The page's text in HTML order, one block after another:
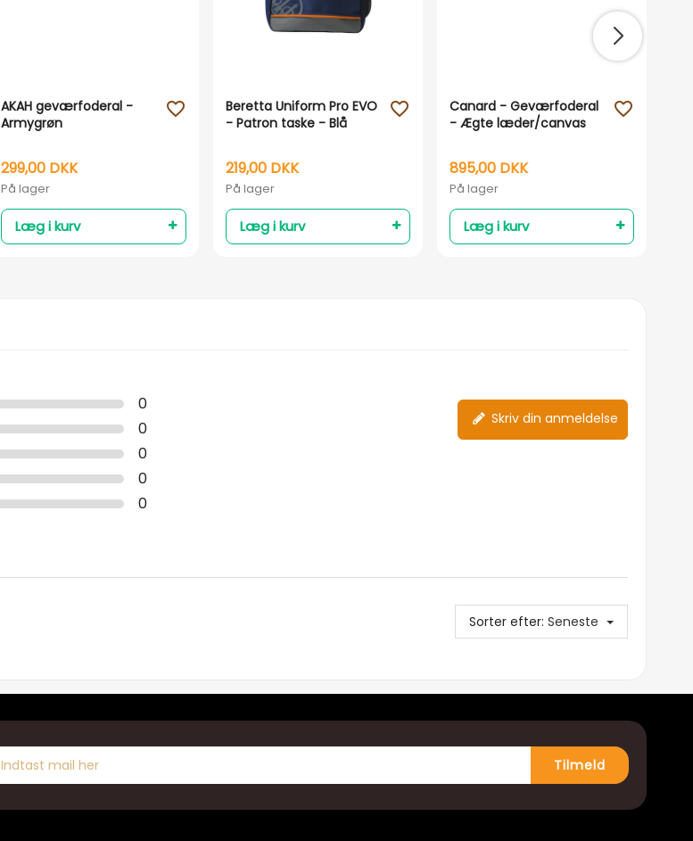
AKAH geværfoderal -
Armygrøn
299,00 DKK
På lager
Læg i kurv
favorite_outline
Beretta Uniform Pro EVO
- Patron taske - Blå
219,00 DKK
På lager
Læg i kurv
favorite_outline
Canard - Geværfoderal
- Ægte læder/canvas
895,00 DKK
På lager
Læg i kurv
favorite_outline
0
0
0
0
0
Skriv din anmeldelse
Sorter efter: Seneste
Tilmeld